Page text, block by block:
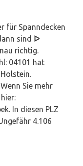
für Spanndecken
sind ᐅ
richtig.
04101 hat
.
Sie mehr
In diesen PLZ
4.106